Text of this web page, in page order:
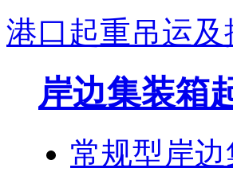
港口起重吊运及
岸边集装箱
常规型岸